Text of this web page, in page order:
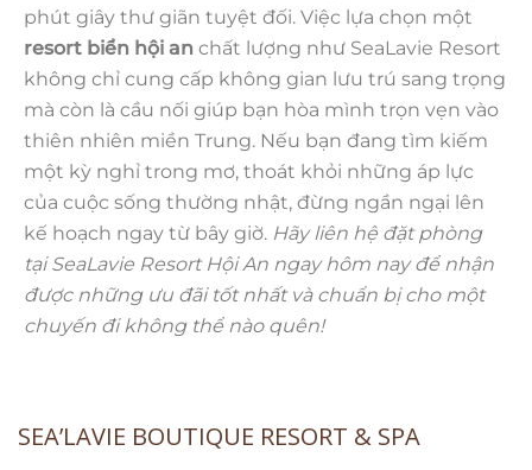
phút giây thư giãn tuyệt đối. Việc lựa chọn một
resort biển hội an chất lượng như SeaLavie Resort
không chỉ cung cấp không gian lưu trú sang trọng
mà còn là cầu nối giúp bạn hòa mình trọn vẹn vào
thiên nhiên miền Trung. Nếu bạn đang tìm kiếm
một kỳ nghỉ trong mơ, thoát khỏi những áp lực
của cuộc sống thường nhật, đừng ngần ngại lên
kế hoạch ngay từ bây giờ. Hãy liên hệ đặt phòng
tại SeaLavie Resort Hội An ngay hôm nay để nhận
được những ưu đãi tốt nhất và chuẩn bị cho một
chuyến đi không thể nào quên!
SEA’LAVIE BOUTIQUE RESORT & SPA